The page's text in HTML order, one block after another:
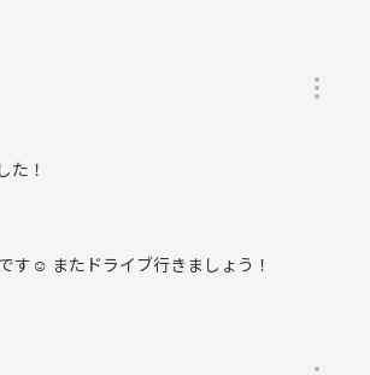
た！
す☺️ またドライブ行きましょう！